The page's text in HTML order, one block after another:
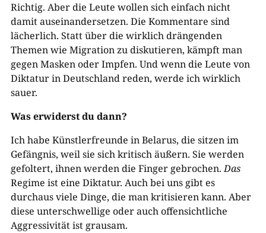
Richtig. Aber die Leute wollen sich einfach nicht
damit auseinandersetzen. Die Kommentare sind
lächerlich. Statt über die wirklich drängenden
Themen wie Migration zu diskutieren, kämpft man
gegen Masken oder Impfen. Und wenn die Leute von
Diktatur in Deutschland reden, werde ich wirklich
sauer.
Was erwiderst du dann?
Ich habe Künstlerfreunde in Belarus, die sitzen im
Gefängnis, weil sie sich kritisch äußern. Sie werden
gefoltert, ihnen werden die Finger gebrochen.Das
Regime ist eine Diktatur. Auch bei uns gibt es
durchaus viele Dinge, die man kritisieren kann. Aber
diese unterschwellige oder auch offensichtliche
Aggressivität ist grausam.